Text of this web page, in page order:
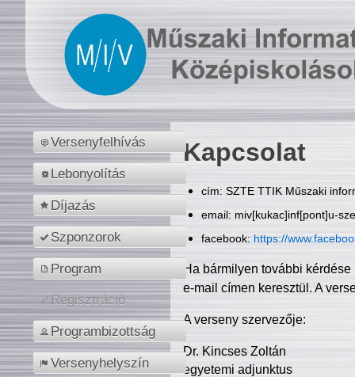
Versenyfelhívás
Lebonyolítás
Díjazás
Szponzorok
Program
Regisztráció
Programbizottság
Versenyhelyszín
Kapcsolat
cím: SZTE TTIK Műszaki
email: miv[kukac]inf[pont]u-
facebook: https://
Ha bármilyen további
e-mail címen keresztül. A
A verseny szervezője:
Dr. Kincses Zoltán
egyetemi adjunktus